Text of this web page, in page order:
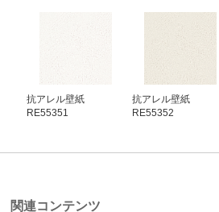
抗アレル壁紙
RE55351
抗アレル壁紙
RE55352
関連コンテンツ